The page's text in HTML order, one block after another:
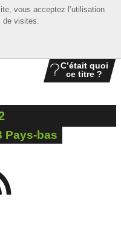
vous acceptez l’utilisation
de visites.
vous acceptez l’utilisation
de visites.
C’était quoi
ce titre ?
Pays-bas